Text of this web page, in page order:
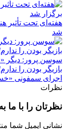
هفته‌ای تحت تأثیر
شد
بازیگر بودن را
اجرای سمفونی
نظرات
نظرتان را با ما
نشانی ایمیل شما